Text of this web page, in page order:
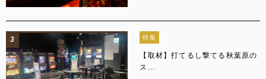
3 特集
【取材】打てるし撃てる秋葉原の
ス...